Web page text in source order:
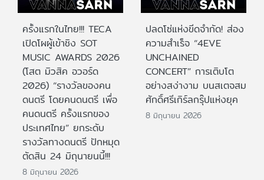
ครั้งแรกในไทย!!! TECA
เปิดโผผู้เข้าชิง SOT
MUSIC AWARDS 2026
(โสต มิวสิค อวอร์ด
2026) “รางวัลของคน
ดนตรี โดยคนดนตรี เพื่อ
คนดนตรี ครั้งแรกของ
ประเทศไทย” ยกระดับ
รางวัลทางดนตรี ปักหมุด
ตัดสิน 24 มิถุนายนนี้!!!
8 มิถุนายน 2026
ปลดโซ่แห่งขีดจำกัด! ส่อง
ความสำเร็จ “4EVE
UNCHAINED
CONCERT” การเติบโต
อย่างสง่างาม บนสเตจสม
ศักดิ์ศรีเกิร์ลกรุ๊ปแห่งยุค
8 มิถุนายน 2026